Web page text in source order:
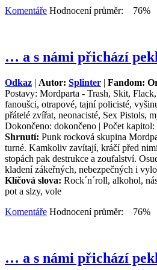
Komentáře Hodnocení průměr:
… a s námi přichází
Odkaz | Autor: Splinter | Fandom:
Postavy: Mordparta - Trash, Skit,
fanoušci, otrapové, tajní policisté,
přátelé zvířat, neonacisté, Sex Pistols,
Dokončeno: dokončeno | Počet kapitol:
Shrnutí: Punk rocková skupina
turné. Kamkoliv zavítají, kráčí před
stopách pak destrukce a zoufalství.
kladení zákeřných, nebezpečných i
Klíčová slova: Rock´n´roll, alkohol,
pot a slzy, vole
Komentáře Hodnocení průměr:
… a s námi přichází